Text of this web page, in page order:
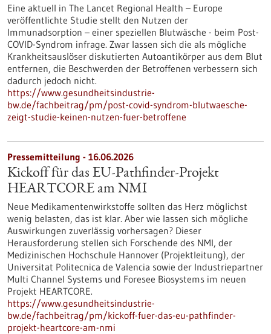
Eine aktuell in The Lancet Regional Health – Europe
veröffentlichte Studie stellt den Nutzen der
Immunadsorption – einer speziellen Blutwäsche - beim Post-
COVID-Syndrom infrage. Zwar lassen sich die als mögliche
Krankheitsauslöser diskutierten Autoantikörper aus dem Blut
entfernen, die Beschwerden der Betroffenen verbessern sich
dadurch jedoch nicht.
https://www.gesundheitsindustrie-
bw.de/fachbeitrag/pm/post-covid-syndrom-blutwaesche-
zeigt-studie-keinen-nutzen-fuer-betroffene
Pressemitteilung - 16.06.2026
Kickoff für das EU-Pathfinder-Projekt
HEARTCORE am NMI
Neue Medikamentenwirkstoffe sollten das Herz möglichst
wenig belasten, das ist klar. Aber wie lassen sich mögliche
Auswirkungen zuverlässig vorhersagen? Dieser
Herausforderung stellen sich Forschende des NMI, der
Medizinischen Hochschule Hannover (Projektleitung), der
Universitat Politecnica de Valencia sowie der Industriepartner
Multi Channel Systems und Foresee Biosystems im neuen
Projekt HEARTCORE.
https://www.gesundheitsindustrie-
bw.de/fachbeitrag/pm/kickoff-fuer-das-eu-pathfinder-
projekt-heartcore-am-nmi